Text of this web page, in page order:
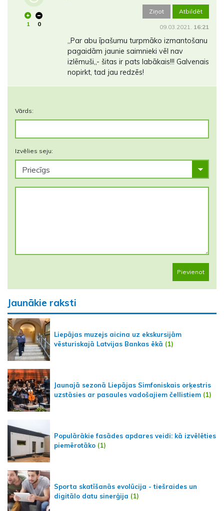
1 0
Ziņot Atbildēt
09.03.2021. 16:21
,,Par abu īpašumu turpmāko izmantošanu
pagaidām jaunie saimnieki vēl nav
izlēmuši,,- šitas ir pats labākais!!! Galvenais
nopirkt, tad jau redzēs!
Vārds:
Izvēlies seju:
Pievienot
Jaunākie raksti
Liepājas muzejs aicina uz ekskursijām
vēsturiskajā Latvijas Bankas ēkā (1)
Jaunajā sezonā Liepājas Simfoniskais orķestris
uzstāsies ar pasaules vadošajiem čellistiem (1)
Populārākie fasādes apdares veidi: kā izvēlēties
piemērotāko (1)
Sporta skatīšanās evolūcija - tiešraides un
digitālo datu sinerģija (1)